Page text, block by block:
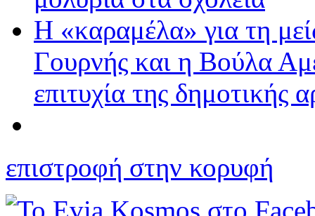
Η «καραμέλα» για τη
Γουρνής και η Βούλα
επιτυχία της δημοτικής
επιστροφή στην κορυφή